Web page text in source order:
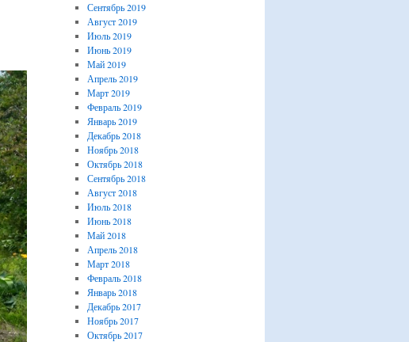
Сентябрь 2019
Август 2019
Июль 2019
Июнь 2019
Май 2019
Апрель 2019
Март 2019
Февраль 2019
Январь 2019
Декабрь 2018
Ноябрь 2018
Октябрь 2018
Сентябрь 2018
Август 2018
Июль 2018
Июнь 2018
Май 2018
Апрель 2018
Март 2018
Февраль 2018
Январь 2018
Декабрь 2017
Ноябрь 2017
Октябрь 2017